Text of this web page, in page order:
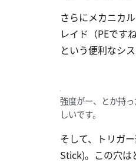
さらにメカニカ
レイド（PEです
という便利なシ
強度がー、とか持
しいです。
そして、トリガ
Stick)。この穴は